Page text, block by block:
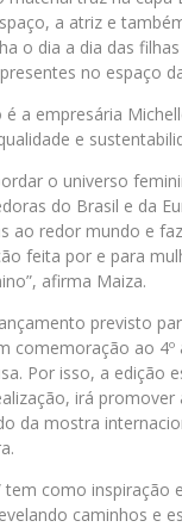
a atriz e
o dia a dia das
no espaço
a empresária
e
o universo
do Brasil e da
ao redor mundo e
feita por e para
afirma Maiza.
previsto
comemoração ao
Por isso, a edição
irá
da mostra
tem como
caminhos e